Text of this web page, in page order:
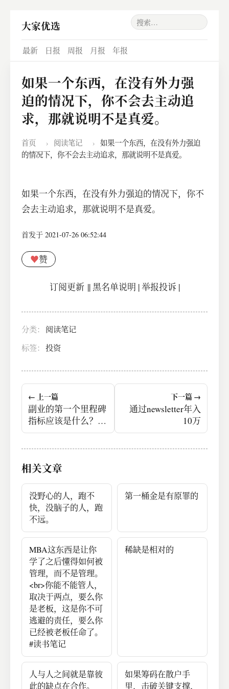
大家优选
最新 日报 周报 月报 年报
如果一个东西，在没有外力强
迫的情况下，你不会去主动追
求，那就说明不是真爱。
首页 › 阅读笔记 ›
如果一个东西，在没有外力强迫
的情况下，你不会去主动追求，那就说明不是真爱。
如果一个东西，在没有外力强迫的情况下，你不
会去主动追求，那就说明不是真爱。
首发于 2021-07-26 06:52:44
♥赞
订阅更新||黑名单说明 |举报投诉 |
分类：
阅读笔记
标签： 投资
← 上一篇
副业的第一个里程碑
指标应该是什么？如
何判断应不应该放弃
下一篇 →
通过newsletter年入
10万
相关文章
没野心的人，跑不
快，没脑子的人，跑
不远。
第一桶金是有原罪的
MBA这东西是让你
学了之后懂得如何被
管理，而不是管理。
<br>你能不能管人，
取决于两点，要么你
是老板，这是你不可
逃避的责任，要么你
已经被老板任命了。
#读书笔记
稀缺是相对的
人与人之间就是靠彼
此的缺点在合作。
如果筹码在散户手
里，击破关键支撑，